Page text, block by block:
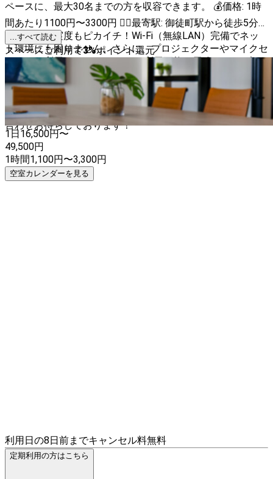
ペースに、最大30名までの方を収容できます。 💰価格: 1時
間あたり1100円〜3300円 🚶‍♂️最寄駅: 御徒町駅から徒歩5分
🔔設備の充実度もピカイチ！Wi-Fi（無線LAN）完備でネッ
ト環境にも困りません。さらに、プロジェクターやマイクセ
ットもご利用いただけます。 🔹利用可能な用途: - ライブイ
ベント - オフ会 - ワークショップ - セミナー - 朗読会 - 舞台 -
クリエイティブなイベント - パーティー等 🔸設備: - Wi-
Fi（無線LAN） - プロジェクター - マイクセット 🌈秋葉原コ
ンシールシアターで素敵な時間をお過ごしください。お問い
合わせお待ちしております！
...すべて読む
スペースご利用で3%ポイント還元
1日16,500円〜
49,500円
1時間1,100円〜3,300円
空室カレンダーを見る
利用日の8日前までキャンセル料無料
定期利用の方はこちら